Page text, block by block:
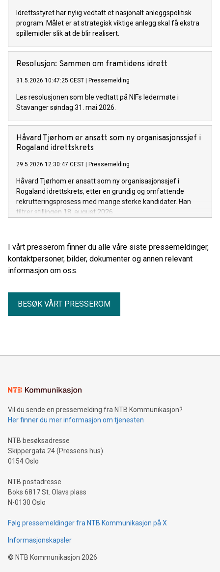
Idrettsstyret har nylig vedtatt et nasjonalt anleggspolitisk
program. Målet er at strategisk viktige anlegg skal få ekstra
spillemidler slik at de blir realisert.
Resolusjon: Sammen om framtidens idrett
31.5.2026 10:47:25 CEST | Pressemelding
Les resolusjonen som ble vedtatt på NIFs ledermøte i
Stavanger søndag 31. mai 2026.
Håvard Tjørhom er ansatt som ny organisasjonssjef i
Rogaland idrettskrets
29.5.2026 12:30:47 CEST | Pressemelding
Håvard Tjørhom er ansatt som ny organisasjonssjef i
Rogaland idrettskrets, etter en grundig og omfattende
rekrutteringsprosess med mange sterke kandidater. Han
tiltrer stillingen 18. august 2026.
I vårt presserom finner du alle våre siste pressemeldinger,
kontaktpersoner, bilder, dokumenter og annen relevant
informasjon om oss.
BESØK VÅRT PRESSEROM
Vil du sende en pressemelding fra NTB Kommunikasjon?
Her finner du mer informasjon om tjenesten
NTB besøksadresse
Skippergata 24 (Pressens hus)
0154 Oslo
NTB postadresse
Boks 6817 St. Olavs plass
N-0130 Oslo
Følg pressemeldinger fra NTB Kommunikasjon på X
Informasjonskapsler
© NTB Kommunikasjon 2026